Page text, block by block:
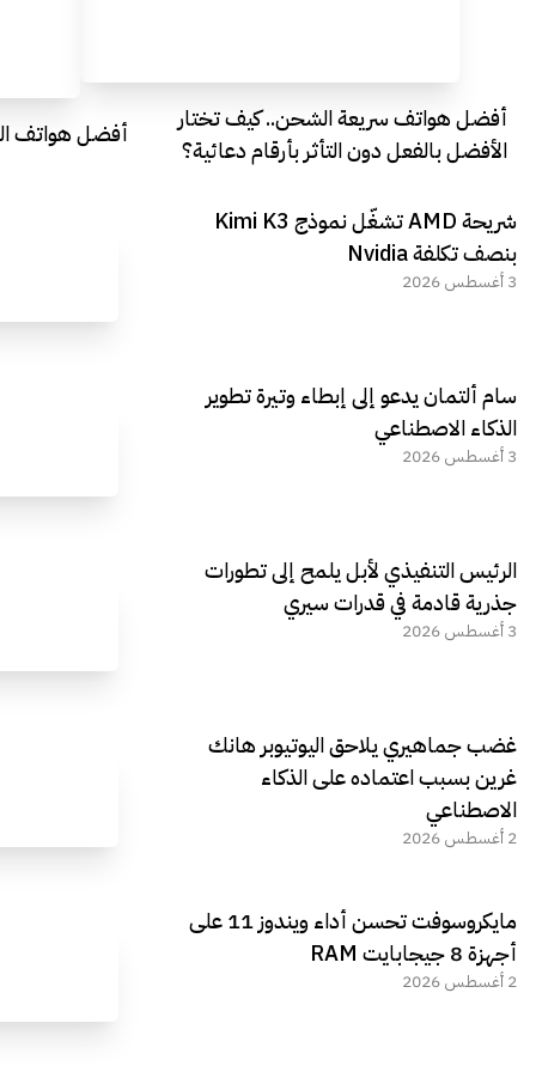
أفضل هواتف سريعة الشحن.. كيف تختار
الأفضل بالفعل دون التأثر بأرقام دعائية؟
أفضل هواتف
شريحة AMD تشغّل نموذج Kimi K3
بنصف تكلفة Nvidia
3 أغسطس 2026
سام ألتمان يدعو إلى إبطاء وتيرة تطوير
الذكاء الاصطناعي
3 أغسطس 2026
الرئيس التنفيذي لأبل يلمح إلى تطورات
جذرية قادمة في قدرات سيري
3 أغسطس 2026
غضب جماهيري يلاحق اليوتيوبر هانك
غرين بسبب اعتماده على الذكاء
الاصطناعي
2 أغسطس 2026
مايكروسوفت تحسن أداء ويندوز 11 على
أجهزة 8 جيجابايت RAM
2 أغسطس 2026